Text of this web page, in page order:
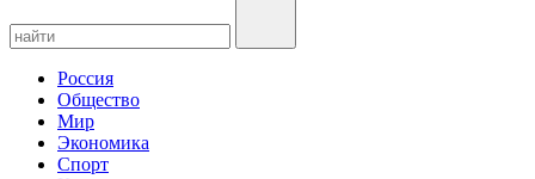
Россия
Общество
Мир
Экономика
Спорт